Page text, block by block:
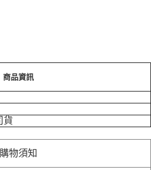
商品資訊
貨
購物須知